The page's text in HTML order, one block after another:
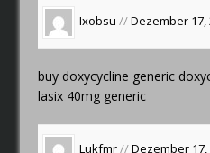
Ixobsu //Dezember 17,
buy doxycycline generic
lasix 40mg generic
Lukfmr//Dezember